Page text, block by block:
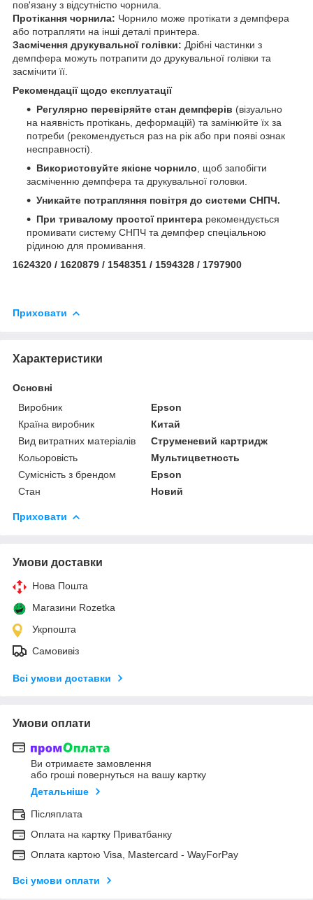
пов'язану з відсутністю чорнила.
Протікання чорнила: Чорнило може протікати з демпфера
або потрапляти на інші деталі принтера.
Засмічення друкувальної голівки: Дрібні частинки з
демпфера можуть потрапити до друкувальної голівки та
засмічити її.
Рекомендації щодо експлуатації
Регулярно перевіряйте стан демпферів (візуально
на наявність протікань, деформацій) та замінюйте їх за
потреби (рекомендується раз на рік або при появі ознак
несправності).
Використовуйте якісне чорнило , щоб запобігти
засміченню демпфера та друкувальної головки.
Уникайте потрапляння повітря до системи СНПЧ.
При тривалому простої принтера рекомендується
промивати систему СНПЧ та демпфер спеціальною
рідиною для промивання.
1624320 / 1620879 / 1548351 / 1594328 / 1797900
Приховати
Характеристики
Основні
Виробник
Epson
Країна виробник
Китай
Вид витратних матеріалів
Струменевий картридж
Кольоровість
Мультицветность
Сумісність з брендом
Epson
Стан
Новий
Приховати
Умови доставки
Нова Пошта
Магазини Rozetka
Укрпошта
Самовивіз
Всі умови доставки
Умови оплати
Ви отримаєте замовлення
або гроші повернуться на вашу картку
Детальніше
Післяплата
Оплата на картку Приватбанку
Оплата картою Visa, Mastercard - WayForPay
Всі умови оплати